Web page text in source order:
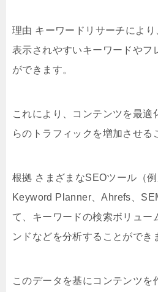
理由 キーワードリサーチによ
表示されやすいキーワードやフ
ができます。
これにより、コンテンツを最適
らのトラフィックを増加させる
根拠 さまざまなSEOツール（
Keyword Planner、Ahrefs、
て、キーワードの検索ボリュー
ンドなどを分析することができ
このデータを基にコンテンツを